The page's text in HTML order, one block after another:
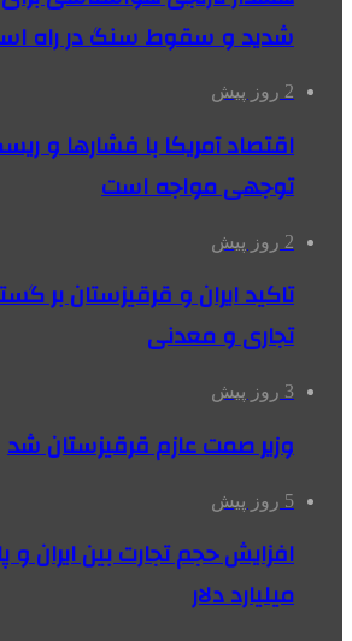
شدید و سقوط سنگ در راه
2 روز پیش
اقتصاد آمریکا با فشارها و
توجهی مواجه است
2 روز پیش
تاکید ایران و قرقیزستان بر
تجاری و معدنی
3 روز پیش
وزیر صمت عازم قرقیزستان شد
5 روز پیش
میلیارد دلار